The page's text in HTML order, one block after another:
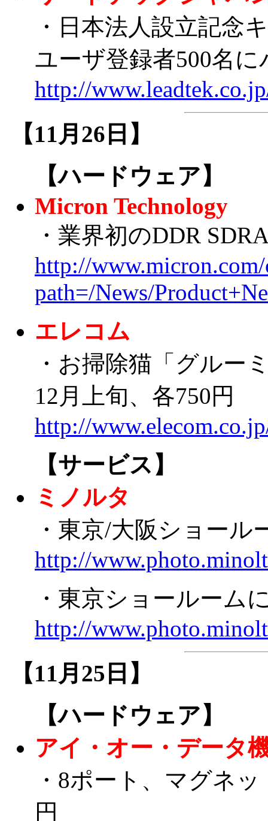
・日本法人設立記念
ユーザ登録者500名
http://
【11月26日】
【ハードウェア】
Micron Technology
・業界初のDDR
http://
path=/News/
エレコム
・お掃除猫「グルー
12月上旬、各750円
http://
【サービス】
ミノルタ
・東京/大阪ショー
http://
・東京ショールーム
http://
【11月25日】
【ハードウェア】
アイ・オー・データ
・8ポート、マグネ
円